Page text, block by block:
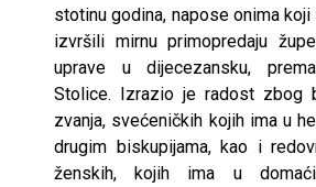
stotinu godina, napose onima
izvršili mirnu primopredaju
uprave u dijecezansku,
Stolice. Izrazio je radost zbog
zvanja, svećeničkih kojih ima u
drugim biskupijama, kao i
ženskih, kojih ima u